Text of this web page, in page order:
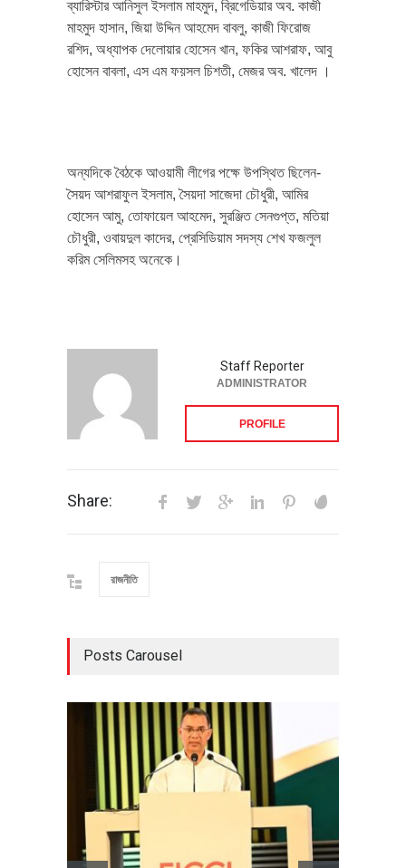
ব্যারিস্টার আনিসুল ইসলাম মাহমুদ, ব্রিগেডিয়ার অব. কাজী
মাহমুদ হাসান, জিয়া উদ্দিন আহমেদ বাবলু, কাজী ফিরোজ
রশিদ, অধ্যাপক দেলোয়ার হোসেন খান, ফকির আশরাফ, আবু
হোসেন বাবলা, এস এম ফয়সল চিশতী, মেজর অব. খালেদ ।
অন্যদিকে বৈঠকে আওয়ামী লীগের পক্ষে উপস্থিত ছিলেন-
সৈয়দ আশরাফুল ইসলাম, সৈয়দা সাজেদা চৌধুরী, আমির
হোসেন আমু, তোফায়েল আহমেদ, সুরঞ্জিত সেনগুপ্ত, মতিয়া
চৌধুরী, ওবায়দুল কাদের, প্রেসিডিয়াম সদস্য শেখ ফজলুল
করিম সেলিমসহ অনেকে।
Staff Reporter
ADMINISTRATOR
PROFILE
Share:
রাজনীতি
Posts Carousel